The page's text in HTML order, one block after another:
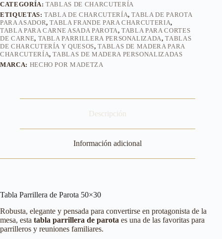
CATEGORÍA:TABLAS DE CHARCUTERÍA
ETIQUETAS:TABLA DE CHARCUTERÍA,TABLA DE PAROTA
PARA ASADOR,TABLA FRANDE PARA CHARCUTERIA,
TABLA PARA CARNE ASADA PAROTA,TABLA PARA CORTES
DE CARNE, TABLA PARRILLERA PERSONALIZADA,TABLAS
DE CHARCUTERÍA Y QUESOS,TABLAS DE MADERA PARA
CHARCUTERÍA,TABLAS DE MADERA PERSONALIZADAS
MARCA: HECHO POR MADETZA
Descripción
Información adicional
Tabla Parrillera de Parota 50×30
Robusta, elegante y pensada para convertirse en protagonista de la
mesa, esta tabla parrillera de parota es una de las favoritas para
parrilleros y reuniones familiares.